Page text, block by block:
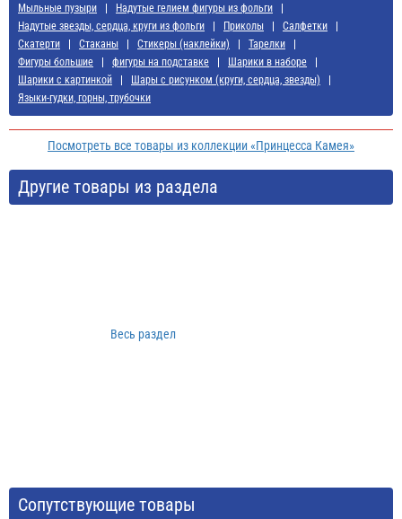
Мыльные пузыри
Надутые гелием фигуры из фольги
Надутые звезды, сердца, круги из фольги
Приколы
Салфетки
Скатерти
Стаканы Стикеры (наклейки)
Тарелки
Фигуры большие
фигуры на подставке
Шарики в наборе
Шарики с картинкой
Шары с рисунком (круги, сердца, звезды)
Языки-гудки, горны, трубочки
Посмотреть все товары из коллекции «Принцесса Камея»
Другие товары из раздела
Весь раздел
Сопутствующие товары